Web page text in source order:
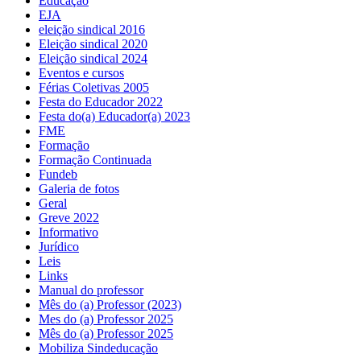
EJA
eleição sindical 2016
Eleição sindical 2020
Eleição sindical 2024
Eventos e cursos
Férias Coletivas 2005
Festa do Educador 2022
Festa do(a) Educador(a) 2023
FME
Formação
Formação Continuada
Fundeb
Galeria de fotos
Geral
Greve 2022
Informativo
Jurídico
Leis
Links
Manual do professor
Mês do (a) Professor (2023)
Mes do (a) Professor 2025
Mês do (a) Professor 2025
Mobiliza Sindeducação